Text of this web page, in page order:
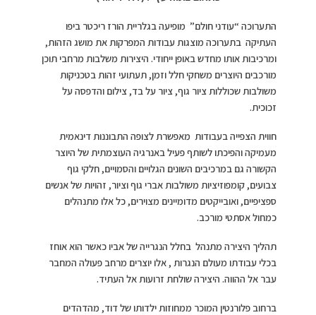
התערוכה “עודני חולם” מופיעה בגלריית הורז ריכטר ביפו
העתיקה בתערוכה מוצגות עבודות המפרקות את מושג הזהות,
ומרכיבות אותו מחדש באופן ייחודי. היצירות משלבות מרחבי תוכן
מורכבים היוצרים משחקי חלל וזמן, תעתועי זהות בטכניקות
משולבות שכוללות ציור גוף, ציור על בד, צילום והדפסה על
זכוכית.
חווית הצפייה בעבודות מאפשרת לצופה התבוננות דינאמית
מעמיקה והפיכתו לשותף פעיל באנרגיה העוצמתית של היוצר
הקשורה גם במרכיבים השונים הגלויים והסמויים, חלקי גוף
צבועים, קומפוזיציות משולבות אברי גוף וציור, זהויות של אנשים
ספציפיים, ואובייקטים מדומיינים מצוירים, כל אלו מתנהלים
כמחול אסתטי מורכב.
תהליך היצירה מתנהל בחלל הנגרייה של אביו כאשר הוא אוחז
בכלי עבודתו מעולם הנגרות , אלו יוצרים מרחב פעולה המחבר
עבר אל ההווה. היצירה שולחת זרועות אל העתיד.
ברחוב פלורנטין המוכר ממחוזות ילדותו של דוד, מהדהדים